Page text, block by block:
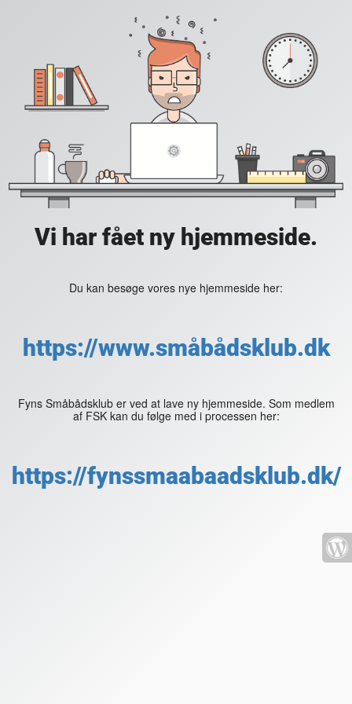
Vi har fået ny hjemmeside.
Du kan besøge vores nye hjemmeside her:
https://www.småbådsklub.dk
Fyns Småbådsklub er ved at lave ny hjemmeside. Som medlem
af FSK kan du følge med i processen her:
https://fynssmaabaadsklub.dk/